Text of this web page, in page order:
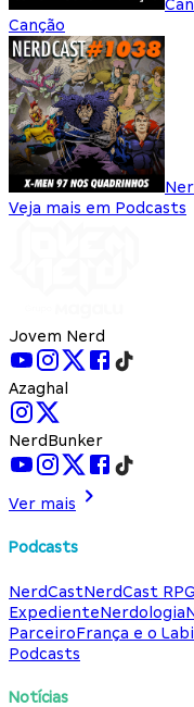
Canção
Veja mais em Podcasts
Jovem Nerd
Azaghal
NerdBunker
Ver mais
Podcasts
NerdCastNerdCast RPG
ExpedienteNerdologia
ParceiroFrança e o
Podcasts
Notícias